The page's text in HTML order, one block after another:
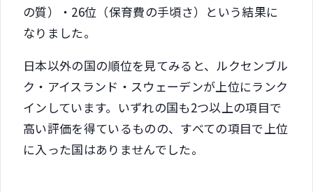
の質）・26位（保育費の手頃さ）という結果に
なりました。
日本以外の国の順位を見てみると、ルクセンブル
ク・アイスランド・スウェーデンが上位にランク
インしています。いずれの国も2つ以上の項目で
高い評価を得ているものの、すべての項目で上位
に入った国はありませんでした。